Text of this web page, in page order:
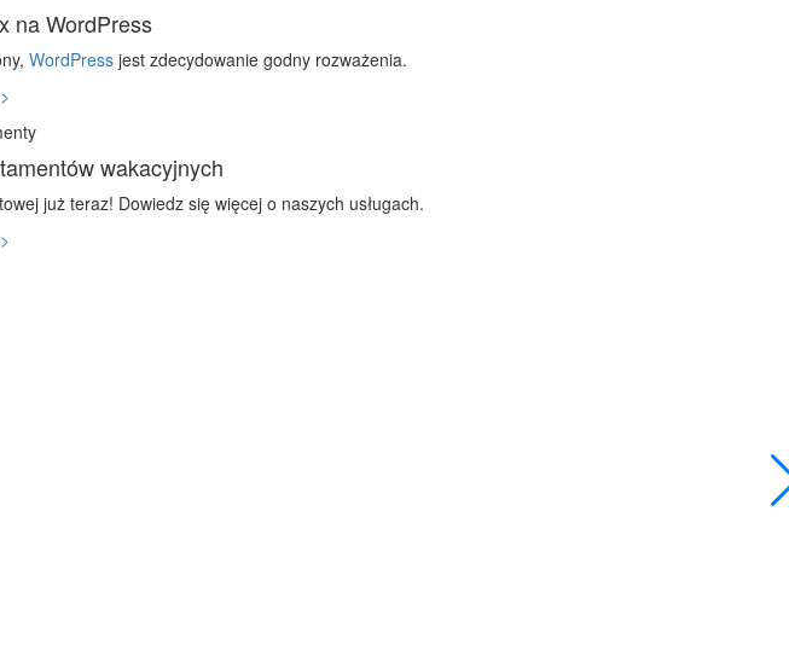
na WordPress
WordPress jest zdecydowanie godny rozważenia.
wakacyjnych
już teraz! Dowiedz się więcej o naszych usługach.